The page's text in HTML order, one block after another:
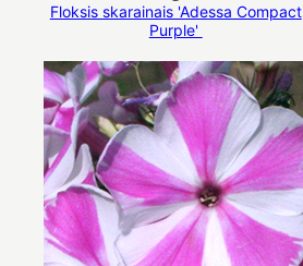
Floksis skarainais 'Adessa Compact
Purple'